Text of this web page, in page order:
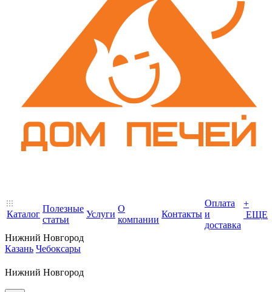
Каталог
Полезные
статьи
Услуги
О
компании
Контакты
Оплата
и
доставка
+
ЕЩЕ
Нижний Новгород
Казань Чебоксары
Нижний Новгород